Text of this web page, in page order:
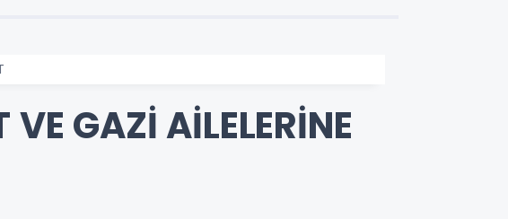
VE GAZİ AİLELERİNE